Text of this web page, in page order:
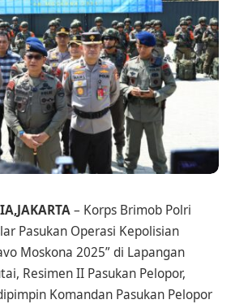
– Korps Brimob Polri
Pasukan Operasi Kepolisian
Moskona 2025” di Lapangan
Resimen II Pasukan Pelopor,
Komandan Pasukan Pelopor